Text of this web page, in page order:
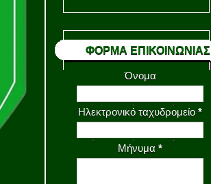
ΦΟΡΜΑ ΕΠΙΚΟΙΝΩΝΙΑΣ
Όνομα
Ηλεκτρονικό ταχυδρομείο *
Μήνυμα *